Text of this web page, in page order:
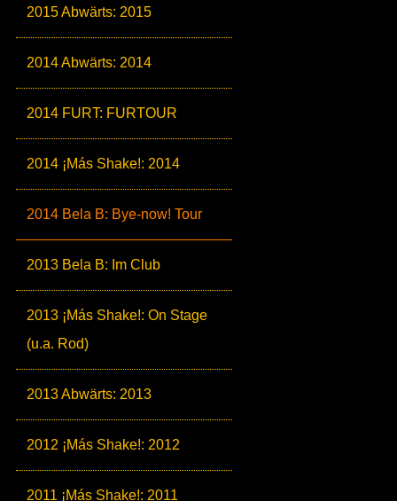
2015 Abwärts: 2015
2014 Abwärts: 2014
2014 FURT: FURTOUR
2014 ¡Más Shake!: 2014
2014 Bela B: Bye-now! Tour
2013 Bela B: Im Club
2013 ¡Más Shake!: On Stage
(u.a. Rod)
2013 Abwärts: 2013
2012 ¡Más Shake!: 2012
2011 ¡Más Shake!: 2011